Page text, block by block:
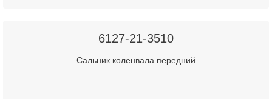
6127-21-3510
Сальник коленвала передний